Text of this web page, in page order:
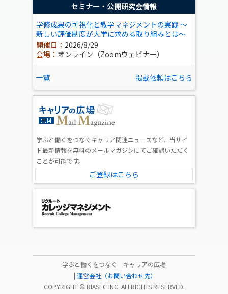
セミナー・公開研究会情報
学修成果の可視化と教学マネジメントの実践 ～
新しい評価制度が大学に求める取り組みとは～
開催日： 2026/8/29
会場： オンライン（Zoomウェビナー）
一覧 掲載依頼はこちら
学ぶと働くをつなぐキャリア関連ニュースなど、当サイ
ト最新情報を無料のメールマガジンにてご確認いただく
ことが可能です。
ご登録はこちら
学ぶと働くをつなぐ キャリアの広場
| 運営会社（お問い合わせ先）
COPYRIGHT © RIASEC INC. ALLRIGHTS RESERVED.